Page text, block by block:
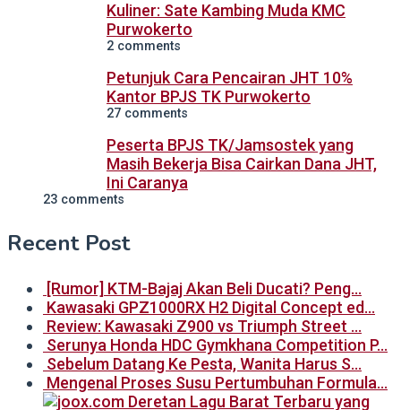
Kuliner: Sate Kambing Muda KMC
Purwokerto
2 comments
Petunjuk Cara Pencairan JHT 10%
Kantor BPJS TK Purwokerto
27 comments
Peserta BPJS TK/Jamsostek yang
Masih Bekerja Bisa Cairkan Dana JHT,
Ini Caranya
23 comments
Recent Post
[Rumor] KTM-Bajaj Akan Beli Ducati? Peng…
Kawasaki GPZ1000RX H2 Digital Concept ed…
Review: Kawasaki Z900 vs Triumph Street …
Serunya Honda HDC Gymkhana Competition P…
Sebelum Datang Ke Pesta, Wanita Harus S…
Mengenal Proses Susu Pertumbuhan Formula…